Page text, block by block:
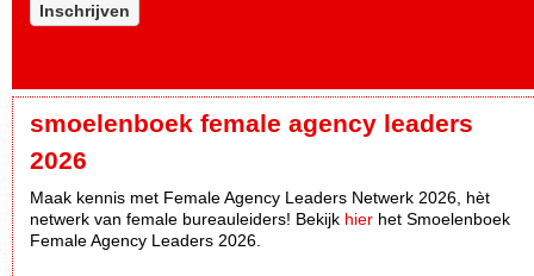
Inschrijven
smoelenboek female agency leaders
2026
Maak kennis met Female Agency Leaders Netwerk 2026, hèt
netwerk van female bureauleiders! Bekijk hier het Smoelenboek
Female Agency Leaders 2026.